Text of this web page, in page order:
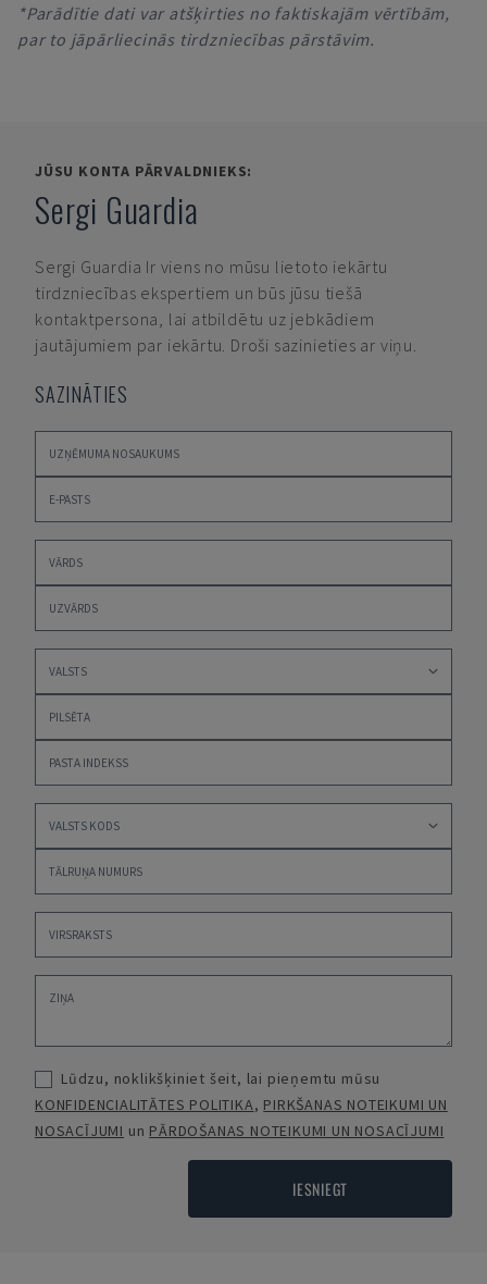
*Parādītie dati var atšķirties no faktiskajām vērtībām,
par to jāpārliecinās tirdzniecības pārstāvim.
JŪSU KONTA PĀRVALDNIEKS:
Sergi Guardia
Sergi Guardia Ir viens no mūsu lietoto iekārtu
tirdzniecības ekspertiem un būs jūsu tiešā
kontaktpersona, lai atbildētu uz jebkādiem
jautājumiem par iekārtu. Droši sazinieties ar viņu.
SAZINĀTIES
Lūdzu, noklikšķiniet šeit, lai pieņemtu mūsu
KONFIDENCIALITĀTES POLITIKA, PIRKŠANAS NOTEIKUMI UN
NOSACĪJUMI un PĀRDOŠANAS NOTEIKUMI UN NOSACĪJUMI
IESNIEGT